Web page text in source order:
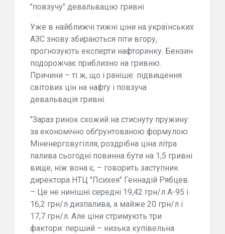
"повзучу" девальвацію гривні
Уже в найближчі тижні ціни на українських
АЗС знову збираються піти вгору,
прогнозують експерти нафторинку. Бензин
подорожчає приблизно на гривню.
Причини – ті ж, що і раніше: підвищення
світових цін на нафту і повзуча
девальвація гривні.
"Зараз ринок схожий на стиснуту пружину:
за економічно обґрунтованою формулою
Міненерговугілля, роздрібна ціна літра
палива сьогодні повинна бути на 1,5 гривні
вище, ніж вона є, – говорить заступник
директора НТЦ "Психея" Геннадій Рябцев.
– Це не нинішні середні 19,42 грн/л А-95 і
16,2 грн/л дизпалива, а майже 20 грн/л і
17,7 грн/л. Але ціни стримують три
фактори: перший – низька купівельна